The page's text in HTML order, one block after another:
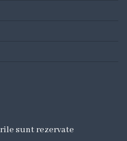
sunt rezervate